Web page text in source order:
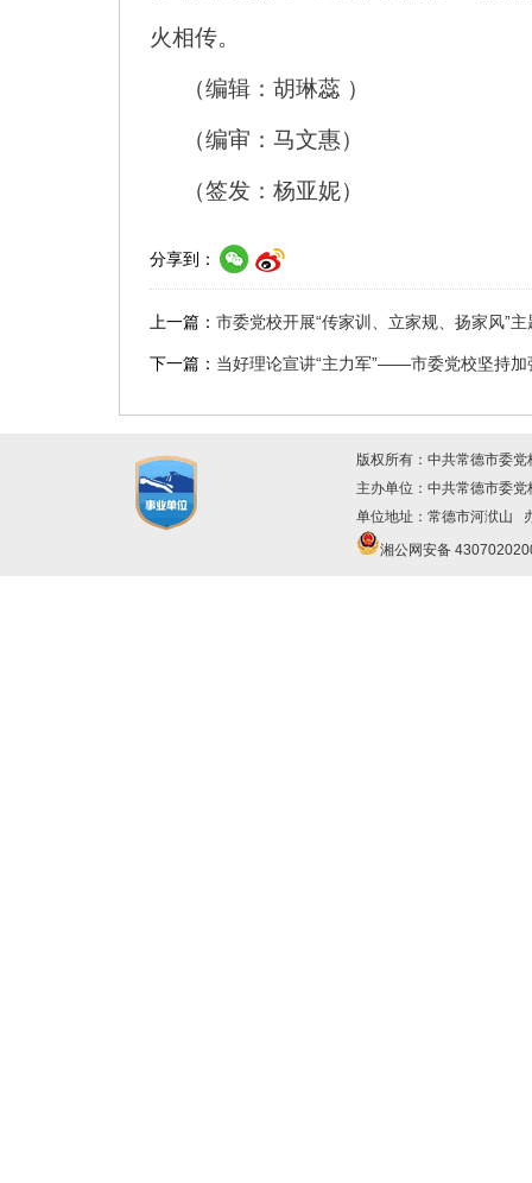
火相传。
（编辑：胡琳蕊 ）
（编审：马文惠）
（签发：杨亚妮）
分享到：
上一篇： 市委党校开展“传家训、立家规、扬家风”主
下一篇： 当好理论宣讲“主力军”——市委党校坚持
版权所有：中共常德市委
主办单位：中共常德市
单位地址：常德市河洑山
湘公网安备